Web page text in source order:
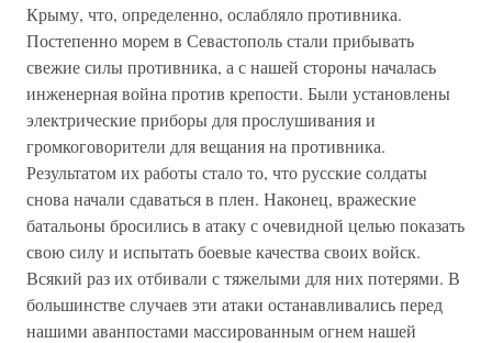
Крыму, что, определенно, ослабляло противника.
Постепенно морем в Севастополь стали прибывать
свежие силы противника, а с нашей стороны началась
инженерная война против крепости. Были установлены
электрические приборы для прослушивания и
громкоговорители для вещания на противника.
Результатом их работы стало то, что русские солдаты
снова начали сдаваться в плен. Наконец, вражеские
батальоны бросились в атаку с очевидной целью показать
свою силу и испытать боевые качества своих войск.
Всякий раз их отбивали с тяжелыми для них потерями. В
большинстве случаев эти атаки останавливались перед
нашими аванпостами массированным огнем нашей